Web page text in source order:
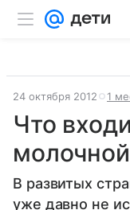
24 октября 2012 1
Что
В развитых
уже давно не